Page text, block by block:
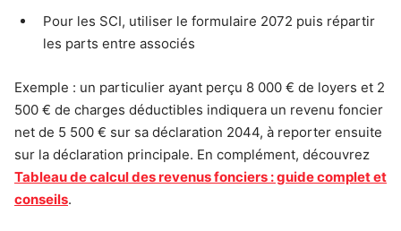
Pour les SCI, utiliser le formulaire 2072 puis répartir
les parts entre associés
Exemple : un particulier ayant perçu 8 000 € de loyers et 2
500 € de charges déductibles indiquera un revenu foncier
net de 5 500 € sur sa déclaration 2044, à reporter ensuite
sur la déclaration principale. En complément, découvrez
Tableau de calcul des revenus fonciers : guide complet et
conseils.